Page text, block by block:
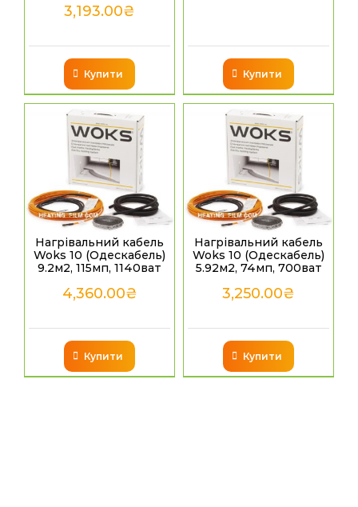
3,193.00₴
Купити Купити
Нагрівальний кабель
Woks 10 (Одескабель)
9.2м2, 115мп, 1140ват
4,360.00₴
Купити
Нагрівальний кабель
Woks 10 (Одескабель)
5.92м2, 74мп, 700ват
3,250.00₴
Купити